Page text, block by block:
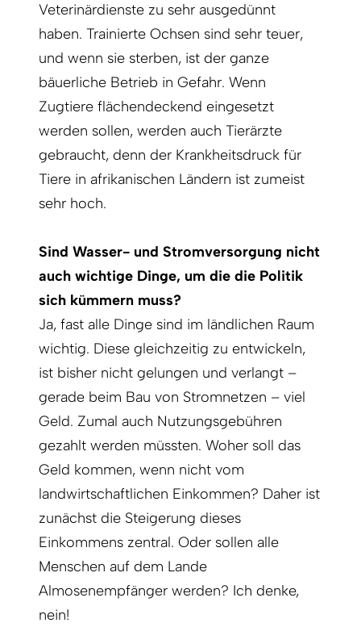
Veterinärdienste zu sehr ausgedünnt
haben. Trainierte Ochsen sind sehr teuer,
und wenn sie sterben, ist der ganze
bäuerliche Betrieb in Gefahr. Wenn
Zugtiere flächendeckend eingesetzt
werden sollen, werden auch Tierärzte
gebraucht, denn der Krankheitsdruck für
Tiere in afrikanischen Ländern ist zumeist
sehr hoch.
Sind Wasser- und Stromversorgung nicht
auch wichtige Dinge, um die die Politik
sich kümmern muss?
Ja, fast alle Dinge sind im ländlichen Raum
wichtig. Diese gleichzeitig zu entwickeln,
ist bisher nicht gelungen und verlangt –
gerade beim Bau von Stromnetzen – viel
Geld. Zumal auch Nutzungsgebühren
gezahlt werden müssten. Woher soll das
Geld kommen, wenn nicht vom
landwirtschaftlichen Einkommen? Daher ist
zunächst die Steigerung dieses
Einkommens zentral. Oder sollen alle
Menschen auf dem Lande
Almosenempfänger werden? Ich denke,
nein!